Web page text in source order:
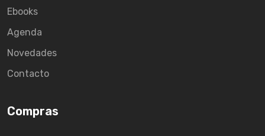
Ebooks
Agenda
Novedades
Contacto
Compras